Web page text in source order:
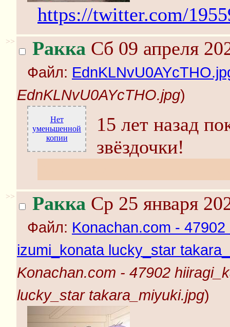
https://twitter.com/
>> Ракка Сб 09 апреля
Файл:
EdnKLNvU0AYcTHO.jpg)
Нет
уменьшенной
копии
15 лет назад
звёздочки!
>> Ракка Ср 25 января
Файл: Konachan.com -
izumi_konata lucky_star
Konachan.com - 47902
lucky_star takara_miyuki.jpg)